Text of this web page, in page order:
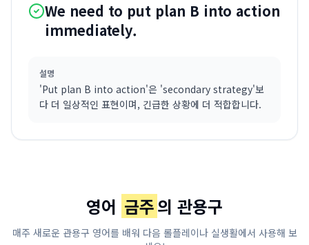
We need to put plan B into action
immediately.
설명
'Put plan B into action'은 'secondary strategy'보
다 더 일상적인 표현이며, 긴급한 상황에 더 적합합니다.
영어 금주의 관용구
매주 새로운 관용구 영어를 배워 다음 롤플레이나 실생활에서 사용해 보